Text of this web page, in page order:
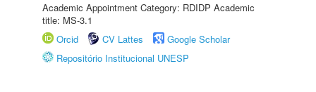
Academic Appointment Category: RDIDP Academic
title: MS-3.1
Orcid
CV Lattes
Google Scholar
Repositório Institucional UNESP